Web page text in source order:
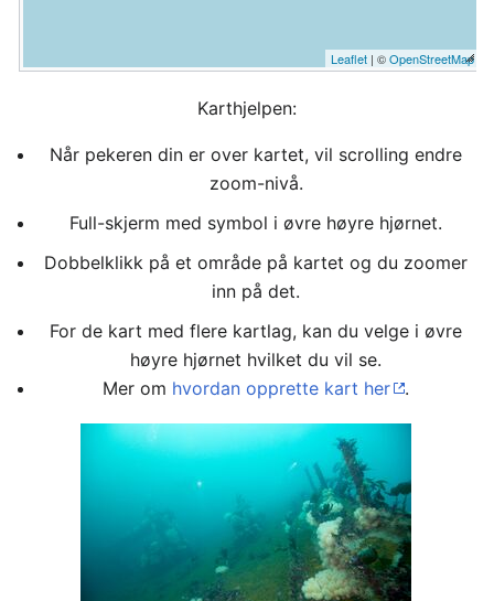
Leaflet | ©OpenStreetMap
Karthjelpen:
Når pekeren din er over kartet, vil scrolling endre
zoom-nivå.
Full-skjerm med symbol i øvre høyre hjørnet.
Dobbelklikk på et område på kartet og du zoomer
inn på det.
For de kart med flere kartlag, kan du velge i øvre
høyre hjørnet hvilket du vil se.
Mer om hvordan opprette kart her .